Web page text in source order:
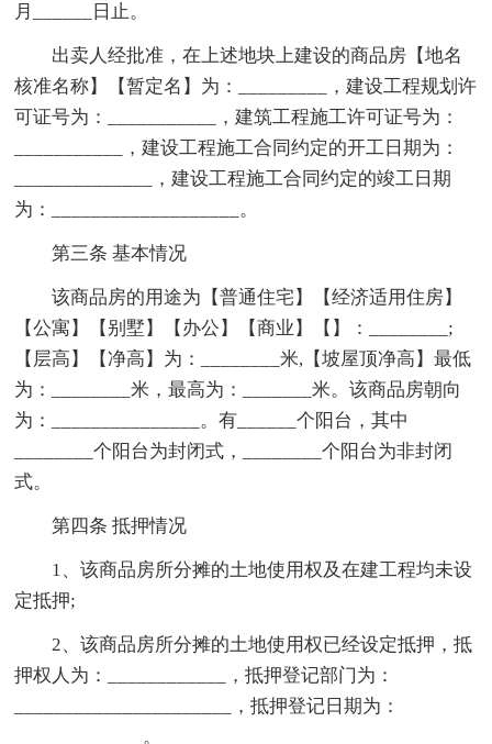
月______日止。
出卖人经批准，在上述地块上建设的商品房【地名
核准名称】【暂定名】为：_________，建设工程规划许
可证号为：___________，建筑工程施工许可证号为：
___________，建设工程施工合同约定的开工日期为：
______________，建设工程施工合同约定的竣工日期
为：___________________。
第三条 基本情况
该商品房的用途为【普通住宅】【经济适用住房】
【公寓】【别墅】【办公】【商业】【】：________;
【层高】【净高】为：________米,【坡屋顶净高】最低
为：________米，最高为：_______米。该商品房朝向
为：_______________。有______个阳台，其中
________个阳台为封闭式，________个阳台为非封闭
式。
第四条 抵押情况
1、该商品房所分摊的土地使用权及在建工程均未设
定抵押;
2、该商品房所分摊的土地使用权已经设定抵押，抵
押权人为：____________，抵押登记部门为：
______________________，抵押登记日期为：
_____________。